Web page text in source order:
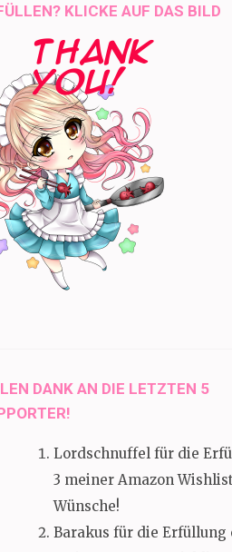
KLICKE AUF DAS BILD
DANK AN DIE LETZTEN 5
Lordschnuffel für die
3 meiner Amazon Wishlist
Wünsche!
Barakus für die Erfüllung